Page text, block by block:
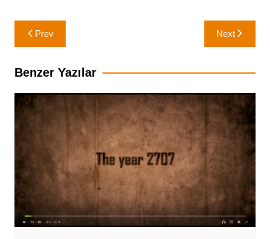
Yazı
gezinmesi
Prev Next
Benzer Yazılar